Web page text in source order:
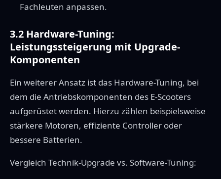
Fachleuten anpassen.
3.2 Hardware-Tuning:
Leistungssteigerung mit Upgrade-
Komponenten
Ein weiterer Ansatz ist das Hardware-Tuning, bei
dem die Antriebskomponenten des E-Scooters
aufgerüstet werden. Hierzu zählen beispielsweise
stärkere Motoren, effiziente Controller oder
bessere Batterien.
Vergleich Technik-Upgrade vs. Software-Tuning: